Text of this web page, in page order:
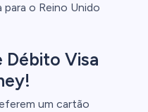
o Reino Unido
Débito Visa
um cartão